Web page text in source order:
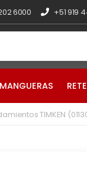
6000 +51 919
MANGUERAS
TIMKEN